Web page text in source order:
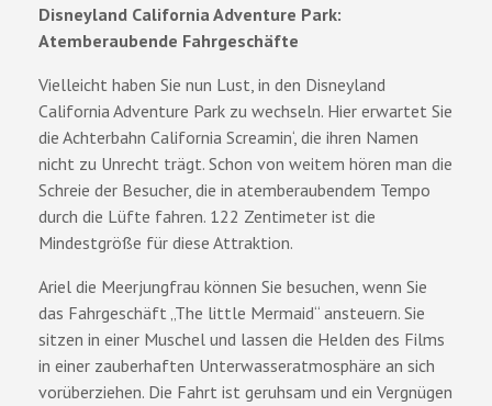
Disneyland California Adventure Park:
Atemberaubende Fahrgeschäfte
Vielleicht haben Sie nun Lust, in den Disneyland
California Adventure Park zu wechseln. Hier erwartet Sie
die Achterbahn California Screamin‘, die ihren Namen
nicht zu Unrecht trägt. Schon von weitem hören man die
Schreie der Besucher, die in atemberaubendem Tempo
durch die Lüfte fahren. 122 Zentimeter ist die
Mindestgröße für diese Attraktion.
Ariel die Meerjungfrau können Sie besuchen, wenn Sie
das Fahrgeschäft „The little Mermaid“ ansteuern. Sie
sitzen in einer Muschel und lassen die Helden des Films
in einer zauberhaften Unterwasseratmosphäre an sich
vorüberziehen. Die Fahrt ist geruhsam und ein Vergnügen